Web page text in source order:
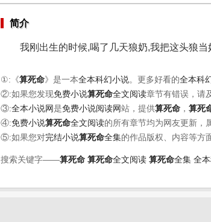
简介
我刚出生的时候,喝了几天狼奶,我把这头狼
①:《算死命》是一本全本科幻小说。更多好看的全本科
②:如果您发现免费小说算死命全文阅读章节有错误，请
③:全本小说网是免费小说阅读网站，提供算死命 ， 算死
④:免费小说算死命全文阅读的所有章节均为网友更新，
⑤:如果您对完结小说算死命全集的作品版权、内容等方
搜索关键字——算死命 算死命全文阅读 算死命全集 全